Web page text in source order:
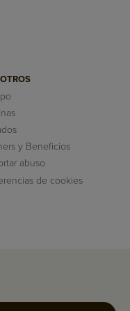
y Beneficios
abuso
de cookies